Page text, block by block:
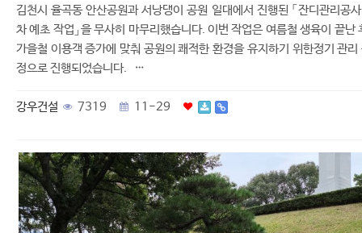
김천시 율곡동 안산공원과 서낭댕이 공원 일대에서 진행된 「잔디관리공
차 예초 작업」을 무사히 마무리했습니다. 이번 작업은 여름철 생육이 끝난
가을철 이용객 증가에 맞춰 공원의 쾌적한 환경을 유지하기 위한정기 관리
정으로 진행되었습니다. …
강우건설 7319 11-29